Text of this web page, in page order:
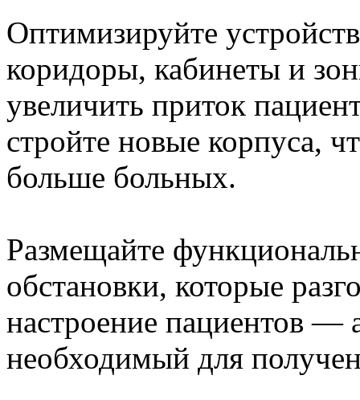
Оптимизируйте
коридоры, кабинеты и
увеличить приток
стройте новые корпуса,
больше больных.
Размещайте
обстановки, которые
настроение пациентов —
необходимый для